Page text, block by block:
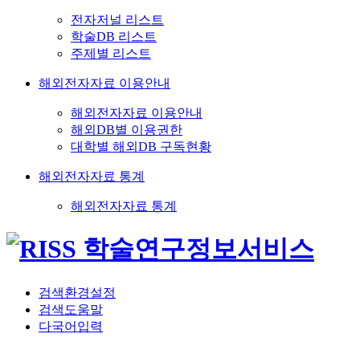
전자저널 리스트
학술DB 리스트
주제별 리스트
해외전자자료 이용안내
해외전자자료 이용안내
해외DB별 이용권한
대학별 해외DB 구독현황
해외전자자료 통계
해외전자자료 통계
검색환경설정
검색도움말
다국어입력